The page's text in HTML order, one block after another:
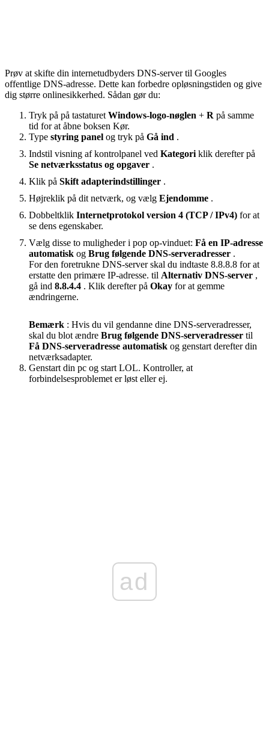
Prøv at skifte din internetudbyders DNS-server til Googles
offentlige DNS-adresse. Dette kan forbedre opløsningstiden og give
dig større onlinesikkerhed. Sådan gør du:
Tryk på på tastaturet Windows-logo-nøglen + R på samme
tid for at åbne boksen Kør.
Type styring panel og tryk på Gå ind .
Indstil visning af kontrolpanel ved Kategori klik derefter på
Se netværksstatus og opgaver .
Klik på Skift adapterindstillinger .
Højreklik på dit netværk, og vælg Ejendomme .
Dobbeltklik Internetprotokol version 4 (TCP / IPv4) for at
se dens egenskaber.
Vælg disse to muligheder i pop op-vinduet: Få en IP-adresse
automatisk og Brug følgende DNS-serveradresser .
For den foretrukne DNS-server skal du indtaste 8.8.8.8 for at
erstatte den primære IP-adresse. til Alternativ DNS-server ,
gå ind 8.8.4.4 . Klik derefter på Okay for at gemme
ændringerne.
Bemærk : Hvis du vil gendanne dine DNS-serveradresser,
skal du blot ændre Brug følgende DNS-serveradresser til
Få DNS-serveradresse automatisk og genstart derefter din
netværksadapter.
Genstart din pc og start LOL. Kontroller, at
forbindelsesproblemet er løst eller ej.
ad